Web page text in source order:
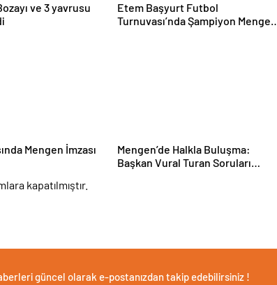
ve 3 yavrusu
Etem Başyurt Futbol
Turnuvası’nda Şampiyon Mengen
Mengen İmzası
Mengen’de Halkla Buluşma:
Başkan Vural Turan Soruları
kapatılmıştır.
güncel olarak e-postanızdan takip edebilirsiniz !